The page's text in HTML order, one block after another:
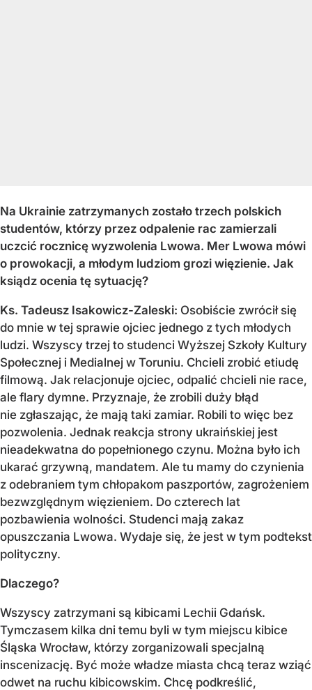
Na Ukrainie zatrzymanych zostało trzech polskich
studentów, którzy przez odpalenie rac zamierzali
uczcić rocznicę wyzwolenia Lwowa. Mer Lwowa mówi
o prowokacji, a młodym ludziom grozi więzienie. Jak
ksiądz ocenia tę sytuację?
Ks. Tadeusz Isakowicz-Zaleski: Osobiście zwrócił się
do mnie w tej sprawie ojciec jednego z tych młodych
ludzi. Wszyscy trzej to studenci Wyższej Szkoły Kultury
Społecznej i Medialnej w Toruniu. Chcieli zrobić etiudę
filmową. Jak relacjonuje ojciec, odpalić chcieli nie race,
ale flary dymne. Przyznaje, że zrobili duży błąd
nie zgłaszając, że mają taki zamiar. Robili to więc bez
pozwolenia. Jednak reakcja strony ukraińskiej jest
nieadekwatna do popełnionego czynu. Można było ich
ukarać grzywną, mandatem. Ale tu mamy do czynienia
z odebraniem tym chłopakom paszportów, zagrożeniem
bezwzględnym więzieniem. Do czterech lat
pozbawienia wolności. Studenci mają zakaz
opuszczania Lwowa. Wydaje się, że jest w tym podtekst
polityczny.
Dlaczego?
Wszyscy zatrzymani są kibicami Lechii Gdańsk.
Tymczasem kilka dni temu byli w tym miejscu kibice
Śląska Wrocław, którzy zorganizowali specjalną
inscenizację. Być może władze miasta chcą teraz wziąć
odwet na ruchu kibicowskim. Chcę podkreślić,